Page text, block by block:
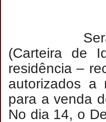
Será
(Carteira de
residência –
autorizados a
para a venda
No dia 14, o